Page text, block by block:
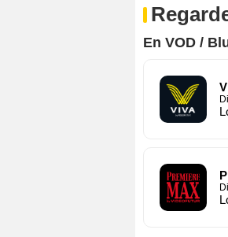
En VOD /